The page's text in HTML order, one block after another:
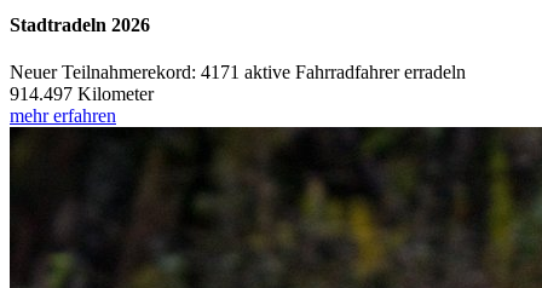
Stadtradeln 2026
Neuer Teilnahmerekord: 4171 aktive Fahrradfahrer erradeln
914.497 Kilometer
mehr erfahren